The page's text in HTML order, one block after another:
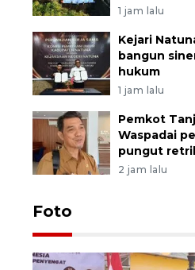
1 jam lalu
Kejari
bangun
hukum
1 jam lalu
Pemkot
Waspadai
pungut
2 jam lalu
Foto